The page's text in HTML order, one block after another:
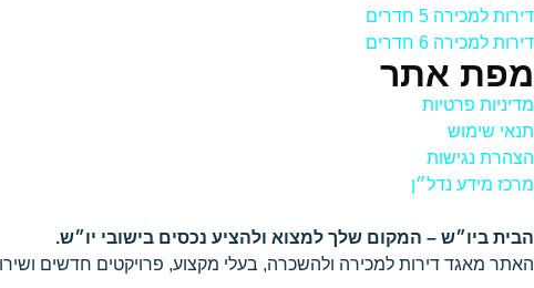
דירות למכירה 5 חדרים
דירות למכירה 6 חדרים
מפת אתר
מדיניות פרטיות
תנאי שימוש
הצהרת נגישות
מרכז מידע נדל״ן
הבית ביו״ש – המקום שלך למצוא ולהציע נכסים בישובי יו״ש.
האתר מאגד דירות למכירה ולהשכרה, בעלי מקצוע, פרויקטים חדשים